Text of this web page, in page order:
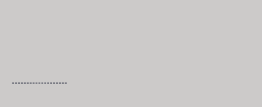
-------------------